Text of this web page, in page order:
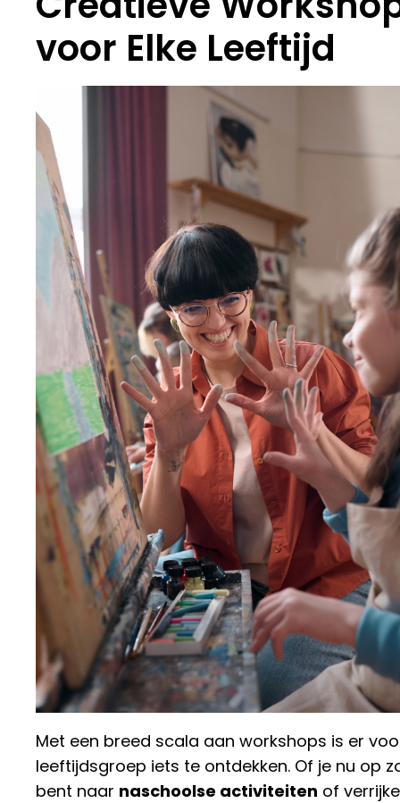
voor Elke Leeftijd
Met een breed scala aan workshops is er
leeftijdsgroep iets te ontdekken. Of je nu op
bent naar naschoolse activiteiten of